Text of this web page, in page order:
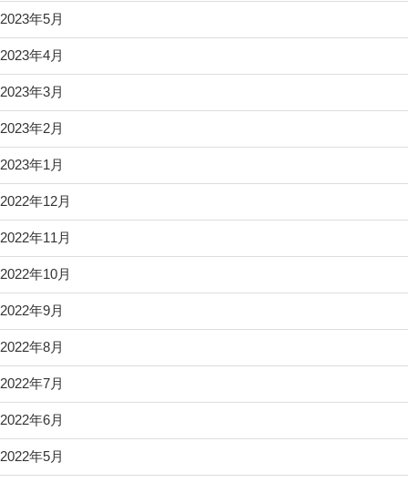
2023年5月
2023年4月
2023年3月
2023年2月
2023年1月
2022年12月
2022年11月
2022年10月
2022年9月
2022年8月
2022年7月
2022年6月
2022年5月